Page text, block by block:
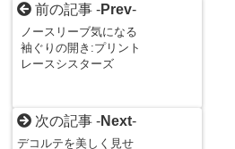
前の記事 -Prev-
ノースリーブ気になる
袖ぐりの開き:プリント
レースシスターズ
次の記事 -Next-
デコルテを美しく見せ